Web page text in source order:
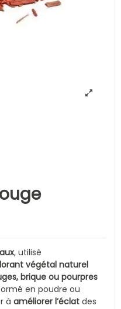
, utilisé
végétal naturel
brique ou pourpres
en poudre ou
à améliorer l’éclatdes